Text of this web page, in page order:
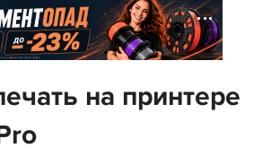
на принтере